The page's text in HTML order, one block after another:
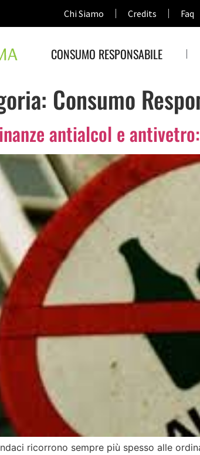
Chi Siamo Credits Faq
CONSUMO RESPONSABILE
Consumo
antialcol e
ricorrono sempre più spesso alle